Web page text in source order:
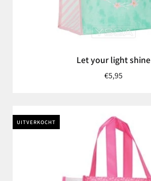
Let your light shine
€5,95
UITVERKOCHT